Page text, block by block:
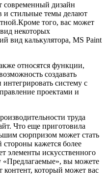
современный дизайн
и стильные темы делают
того, вас может
некоторых
вид калькулятора, MS Paint
относятся функции,
создавать
систему с
проектами и
труда
Что еще приготовила
сюрпризом может стать
кажется более
элементы искусственного
«Предлагаемые», вы можете
контент, который может вас